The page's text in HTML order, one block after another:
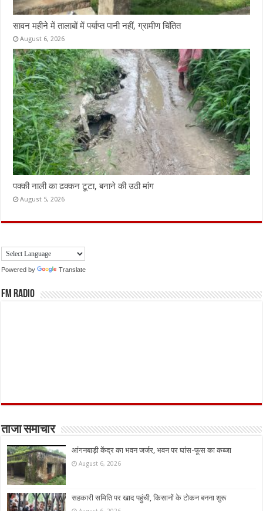
सावन महीने में तालाबों में पर्याप्त पानी नहीं, ग्रामीण चिंतित
August 6, 2026
पक्की नाली का ढक्कन टूटा, बनाने की उठी मांग
August 5, 2026
Powered by Translate
FM Radio
ताजा समाचार
आंगनबाड़ी केंद्र का भवन जर्जर, भवन पर घांस-फूस का कब्जा
August 6, 2026
सहकारी समिति पर खाद पहुंची, किसानों के टोकन बनना शुरू